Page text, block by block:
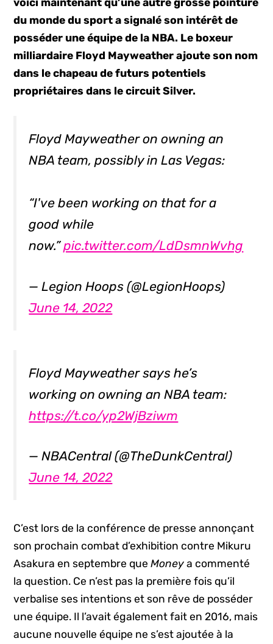
voici maintenant qu’une autre grosse pointure
du monde du sport a signalé son intérêt de
posséder une équipe de la NBA. Le boxeur
milliardaire Floyd Mayweather ajoute son nom
dans le chapeau de futurs potentiels
propriétaires dans le circuit Silver.
Floyd Mayweather on owning an
NBA team, possibly in Las Vegas:
“I've been working on that for a
good while
now.”pic.twitter.com/LdDsmnWvhg
— Legion Hoops (@LegionHoops)
June 14, 2022
Floyd Mayweather says he’s
working on owning an NBA team:
https://t.co/yp2WjBziwm
— NBACentral (@TheDunkCentral)
June 14, 2022
C’est lors de la conférence de presse annonçant
son prochain combat d’exhibition contre Mikuru
Asakura en septembre queMoney a commenté
la question. Ce n’est pas la première fois qu’il
verbalise ses intentions et son rêve de posséder
une équipe. Il l’avait également fait en 2016, mais
aucune nouvelle équipe ne s’est ajoutée à la